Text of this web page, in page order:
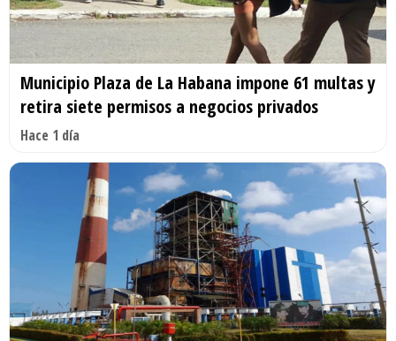
Municipio Plaza de La Habana impone 61 multas y
retira siete permisos a negocios privados
Hace 1 día